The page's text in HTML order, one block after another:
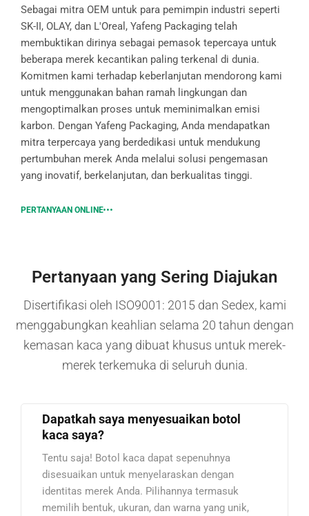
Sebagai mitra OEM untuk para pemimpin industri seperti
SK-II, OLAY, dan L'Oreal, Yafeng Packaging telah
membuktikan dirinya sebagai pemasok tepercaya untuk
beberapa merek kecantikan paling terkenal di dunia.
Komitmen kami terhadap keberlanjutan mendorong kami
untuk menggunakan bahan ramah lingkungan dan
mengoptimalkan proses untuk meminimalkan emisi
karbon. Dengan Yafeng Packaging, Anda mendapatkan
mitra terpercaya yang berdedikasi untuk mendukung
pertumbuhan merek Anda melalui solusi pengemasan
yang inovatif, berkelanjutan, dan berkualitas tinggi.
PERTANYAAN ONLINE
Pertanyaan yang Sering Diajukan
Disertifikasi oleh ISO9001: 2015 dan Sedex, kami
menggabungkan keahlian selama 20 tahun dengan
kemasan kaca yang dibuat khusus untuk merek-
merek terkemuka di seluruh dunia.
Dapatkah saya menyesuaikan botol
kaca saya?
Tentu saja! Botol kaca dapat sepenuhnya
disesuaikan untuk menyelaraskan dengan
identitas merek Anda. Pilihannya termasuk
memilih bentuk, ukuran, dan warna yang unik,